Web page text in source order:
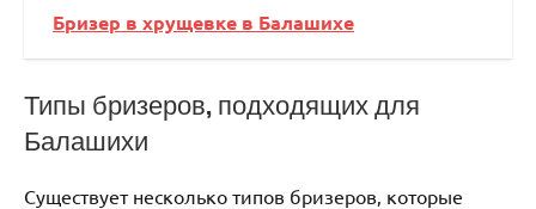
Бризер в хрущевке в Балашихе
Типы бризеров‚ подходящих для
Балашихи
Существует несколько типов бризеров‚ которые